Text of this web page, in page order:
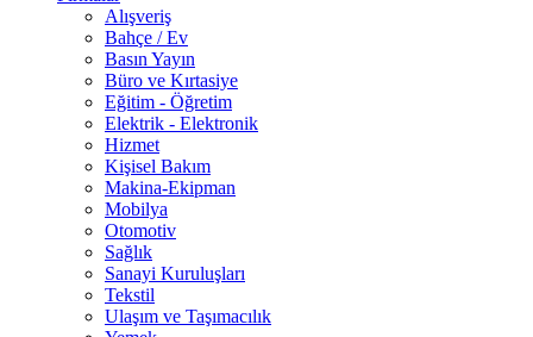
Alışveriş
Bahçe / Ev
Basın Yayın
Büro ve Kırtasiye
Eğitim - Öğretim
Elektrik - Elektronik
Hizmet
Kişisel Bakım
Makina-Ekipman
Mobilya
Otomotiv
Sağlık
Sanayi Kuruluşları
Tekstil
Ulaşım ve Taşımacılık